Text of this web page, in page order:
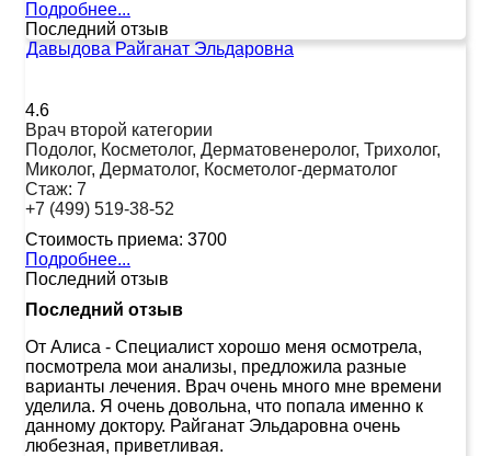
Подробнее...
Последний отзыв
Давыдова Райганат Эльдаровна
4.6
Врач второй категории
Подолог, Косметолог, Дерматовенеролог, Трихолог,
Миколог, Дерматолог, Косметолог-дерматолог
Стаж: 7
+7 (499) 519-38-52
Стоимость приема: 3700
Подробнее...
Последний отзыв
Последний отзыв
От Алиса - Специалист хорошо меня осмотрела,
посмотрела мои анализы, предложила разные
варианты лечения. Врач очень много мне времени
уделила. Я очень довольна, что попала именно к
данному доктору. Райганат Эльдаровна очень
любезная, приветливая.